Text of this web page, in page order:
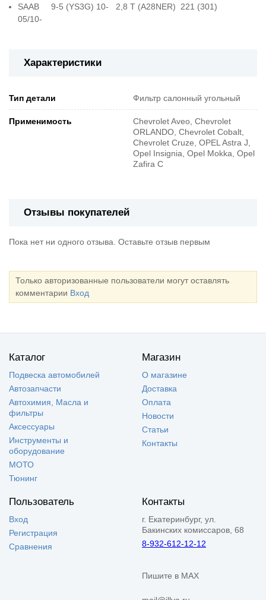
SAAB 9-5 (YS3G) 10- 2,8 T (A28NER) 221 (301)
05/10-
Характеристики
Тип детали Фильтр салонный угольный
Применимость
Chevrolet Aveo, Chevrolet
ORLANDO, Chevrolet Cobalt,
Chevrolet Cruze, OPEL Astra J,
Opel Insignia, Opel Mokka, Opel
Zafira C
Отзывы покупателей
Пока нет ни одного отзыва. Оставьте отзыв первым
Только авторизованные пользователи могут оставлять
комментарии Вход
Каталог
Подвеска автомобилей
Автозапчасти
Автохимия, Масла и
фильтры
Аксессуары
Инструменты и
оборудование
МОТО
Тюнинг
Магазин
О магазине
Доставка
Оплата
Новости
Статьи
Контакты
Пользователь
Вход
Регистрация
Сравнения
Контакты
г. Екатеринбург, ул.
Бакинских комиссаров, 68
8-932-612-12-12
Пишите в MAX